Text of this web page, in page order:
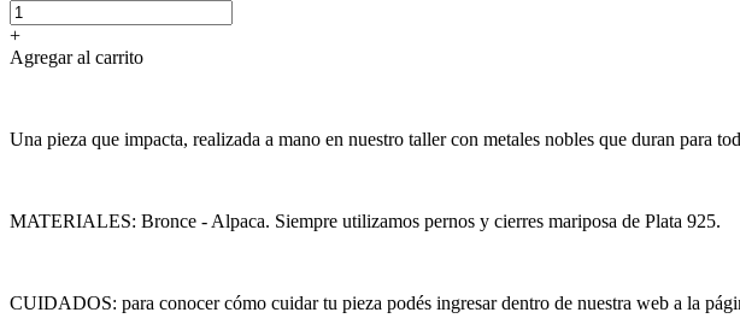
+
Agregar al carrito
Una pieza que impacta, realizada a mano en nuestro taller con metales nobles que duran para
MATERIALES: Bronce - Alpaca. Siempre utilizamos pernos y cierres mariposa de Plata 925.
CUIDADOS: para conocer cómo cuidar tu pieza podés ingresar dentro de nuestra web a la